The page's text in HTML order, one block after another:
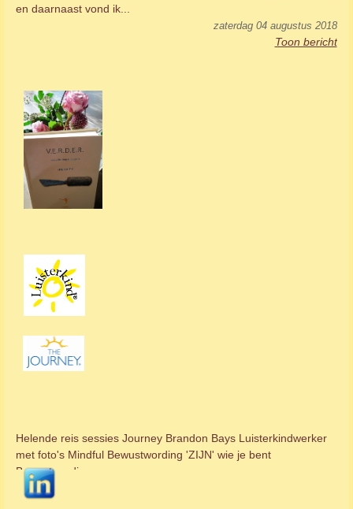
en daarnaast vond ik...
zaterdag 04 augustus 2018
Toon bericht
Helende reis sessies Journey Brandon Bays Luisterkindwerker
met foto's Mindful Bewustwording 'ZIJN' wie je bent
Bewustwordingsgroep